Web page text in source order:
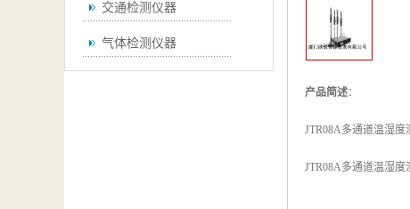
交通检测仪器
气体检测仪器
产品简述：
JTR08A多通道温湿度
JTR08A多通道温湿度